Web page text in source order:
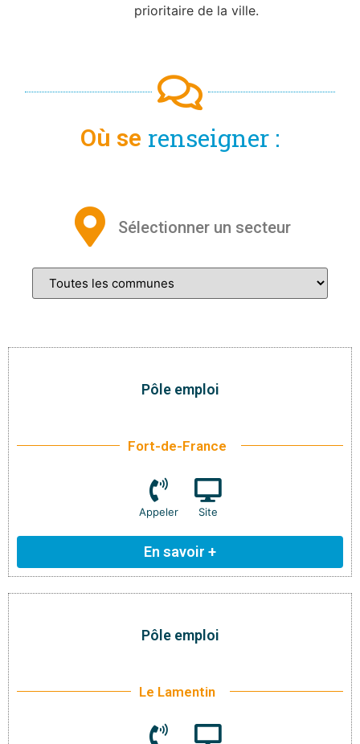
prioritaire de la ville.
Où se renseigner :
Sélectionner un secteur
Pôle emploi
Fort-de-France
Appeler Site
En savoir +
Pôle emploi
Le Lamentin